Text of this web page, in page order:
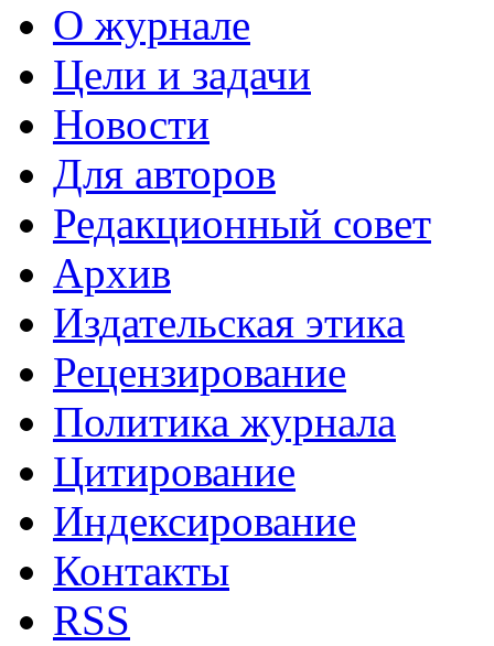
О журнале
Цели и задачи
Новости
Для авторов
Редакционный совет
Архив
Издательская этика
Рецензирование
Политика журнала
Цитирование
Индексирование
Контакты
RSS